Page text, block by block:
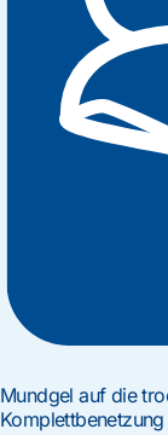
Mundgel auf die